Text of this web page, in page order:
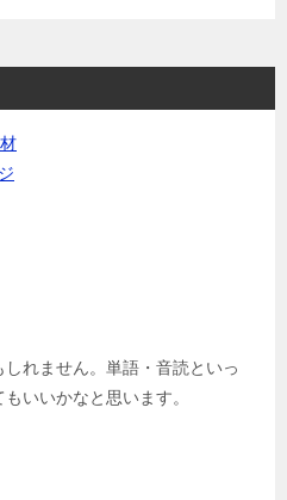
れません。単語・音読といっ
いいかなと思います。